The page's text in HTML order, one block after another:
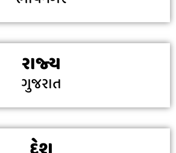
રાજ્ય
ગુજરાત